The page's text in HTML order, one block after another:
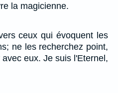
la magicienne.
ceux qui évoquent les
ne les recherchez point,
eux. Je suis l'Eternel,